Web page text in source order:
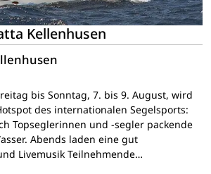
Kellenhusen
bis Sonntag, 7. bis 9. August, wird
des internationalen Segelsports:
Topseglerinnen und -segler packende
Abends laden eine gut
Livemusik Teilnehmende…